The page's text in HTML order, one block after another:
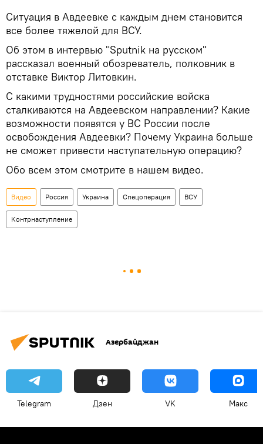
Ситуация в Авдеевке с каждым днем становится
все более тяжелой для ВСУ.
Об этом в интервью "Sputnik на русском"
рассказал военный обозреватель, полковник в
отставке Виктор Литовкин.
С какими трудностями российские войска
сталкиваются на Авдеевском направлении? Какие
возможности появятся у ВС России после
освобождения Авдеевки? Почему Украина больше
не сможет привести наступательную операцию?
Обо всем этом смотрите в нашем видео.
Видео Россия Украина Спецоперация ВСУ
Контрнаступление
Азербайджан
Telegram Дзен VK Макс